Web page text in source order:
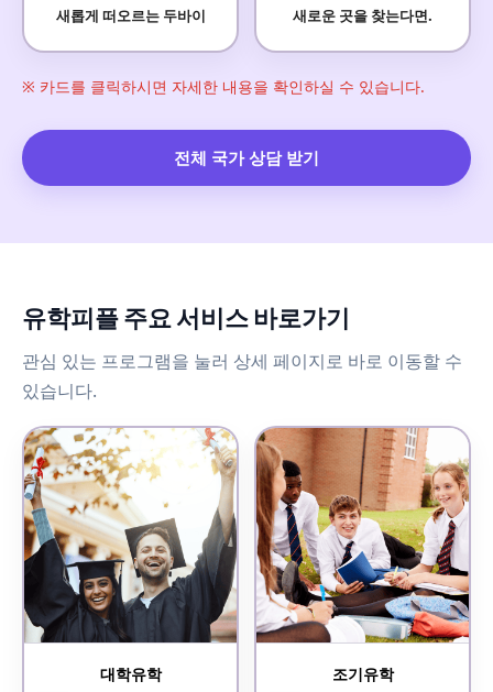
새롭게 떠오르는 두바이 새로운 곳을 찾는다면.
※ 카드를 클릭하시면 자세한 내용을 확인하실 수 있습니다.
전체 국가 상담 받기
유학피플 주요 서비스 바로가기
관심 있는 프로그램을 눌러 상세 페이지로 바로 이동할 수
있습니다.
대학유학
조기유학